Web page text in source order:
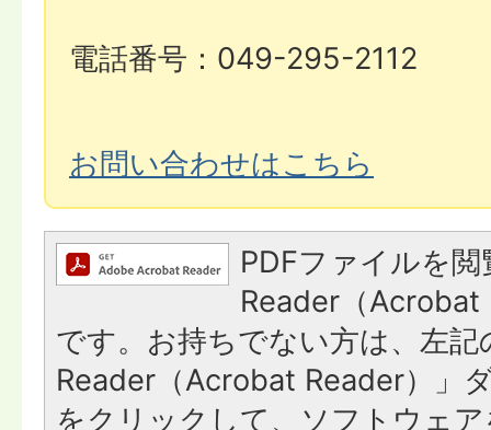
電話番号：049-295-2112
お問い合わせはこちら
PDFファイルを
Reader（Acrobat
です。お持ちでない方は、左
Reader（Acrobat Reader）」
をクリックして、ソフトウェ